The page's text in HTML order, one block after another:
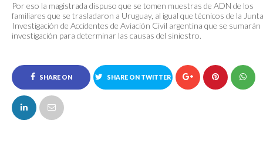
Por eso la magistrada dispuso que se tomen muestras de ADN de los
familiares que se trasladaron a Uruguay, al igual que técnicos de la
Investigación de Accidentes de Aviación Civil argentina que se sumarán
investigación para determinar las causas del siniestro.
SHARE ON
FACEBOOK
SHARE ON TWITTER